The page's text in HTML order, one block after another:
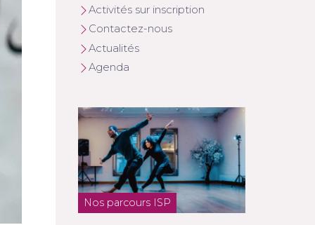
Activités sur inscription
Contactez-nous
Actualités
Agenda
Nos parcours ISP